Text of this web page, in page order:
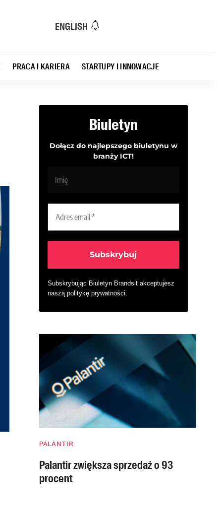
ENGLISH
PRACA I KARIERA STARTUPY I INNOWACJE
Biuletyn
Dołącz do najlepszego biuletynu w
branży ICT!
Subskrybując Biuletyn Brandsit akceptujesz
naszą politykę prywatności
PALANTIR
Palantir zwiększa sprzedaż o 93
procent